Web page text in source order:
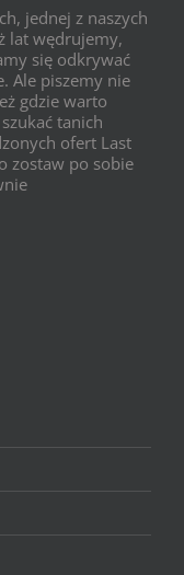
jednej z naszych
lat wędrujemy,
się odkrywać
Ale piszemy nie
gdzie warto
tanich
ofert Last
zostaw po sobie